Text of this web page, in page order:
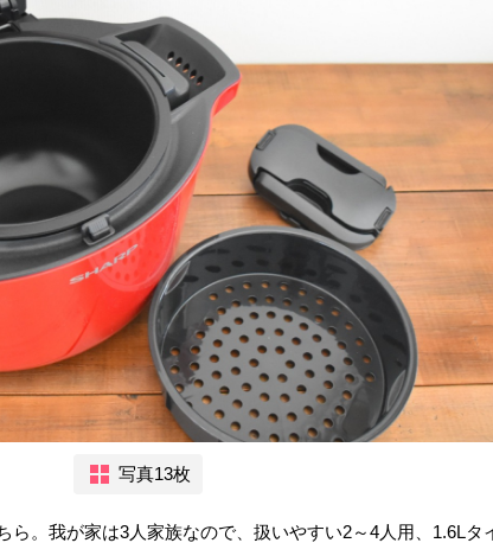
写真13枚
ら。我が家は3人家族なので、扱いやすい2～4人用、1.6Lタ